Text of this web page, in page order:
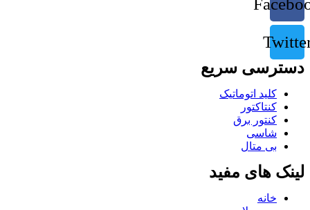
دسترسی سریع
کلید اتوماتیک
کنتاکتور
کنتور برق
شاسی
بی متال
لینک های مفید
خانه